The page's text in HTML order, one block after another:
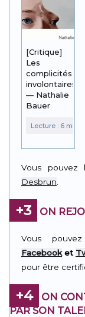
[Critique]
Les
complicités
involontaires
— Nathalie
Bauer
Vous pouvez
Desbrun
+3 ON
Vous
Facebooket
pour être
+4
ON
PAR SON